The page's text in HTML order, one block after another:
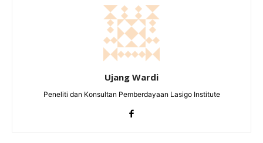
Ujang Wardi
Peneliti dan Konsultan Pemberdayaan Lasigo Institute